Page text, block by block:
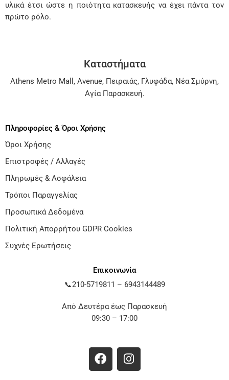
υλικά έτσι ώστε η ποιότητα κατασκευής να έχει πάντα τον
πρώτο ρόλο.
Καταστήματα
Athens Metro Mall , Avenue, Πειραιάς, Γλυφάδα, Νέα Σμύρνη,
Αγία Παρασκευή.
Πληροφορίες & Όροι Χρήσης
Όροι Χρήσης
Επιστροφές / Αλλαγές
Πληρωμές & Ασφάλεια
Τρόποι Παραγγελίας
Προσωπικά Δεδομένα
Πολιτική Απορρήτου GDPR Cookies
Συχνές Ερωτήσεις
Επικοινωνία
📞210-5719811 – 6943144489
Από Δευτέρα έως Παρασκευή
09:30 – 17:00